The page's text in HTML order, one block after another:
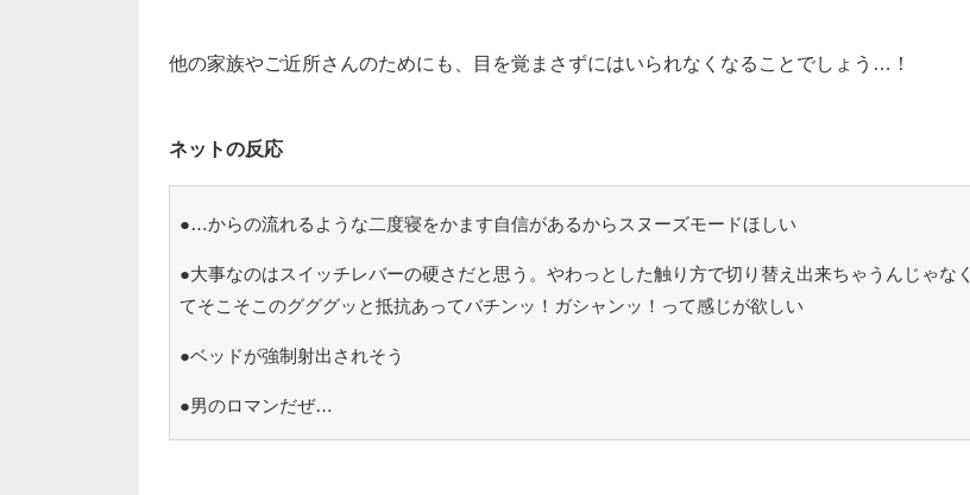
他の家族やご近所さんのためにも、目を覚まさずにはいられなくなることでしょう…！
ネットの反応
●…からの流れるような二度寝をかます自信があるからスヌーズモードほしい
●大事なのはスイッチレバーの硬さだと思う。やわっとした触り方で切り替え出来ちゃうんじゃなく
てそこそこのグググッと抵抗あってバチンッ！ガシャンッ！って感じが欲しい
●ベッドが強制射出されそう
●男のロマンだぜ…